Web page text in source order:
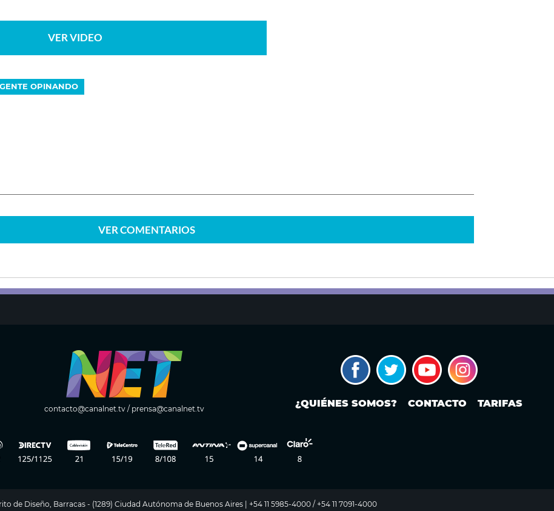
VER VIDEO
GENTE OPINANDO
VERCOMENTARIOS
contacto@canalnet.tv/ prensa@canalnet.tv ¿QUIÉNES SOMOS? CONTACTO TARIFAS
de Diseño, Barracas - (1289) Ciudad Autónoma de Buenos Aires | +54 11 5985-4000 / +54 11 7091-4000